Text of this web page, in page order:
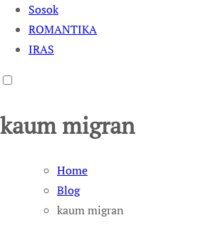
Sosok
ROMANTIKA
IRAS
kaum migran
Home
Blog
kaum migran